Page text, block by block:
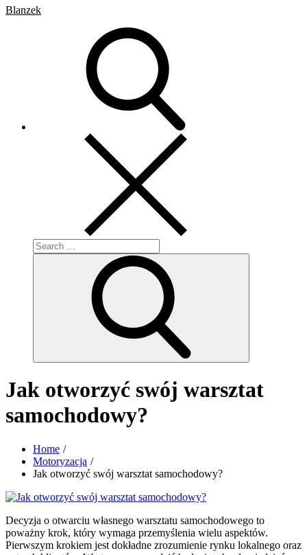
Blanzek
Search
for:
Jak otworzyć swój warsztat
samochodowy?
Home
Motoryzacja
Jak otworzyć swój warsztat samochodowy?
Decyzja o otwarciu własnego warsztatu samochodowego to
poważny krok, który wymaga przemyślenia wielu aspektów.
Pierwszym krokiem jest dokładne zrozumienie rynku lokalnego oraz